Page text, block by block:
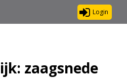
Login
zaagsnede